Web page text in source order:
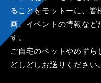
ることをモットーに、
画、イベントの情報など
す。
ご自宅のペットやめずら
どしどしお送りください。